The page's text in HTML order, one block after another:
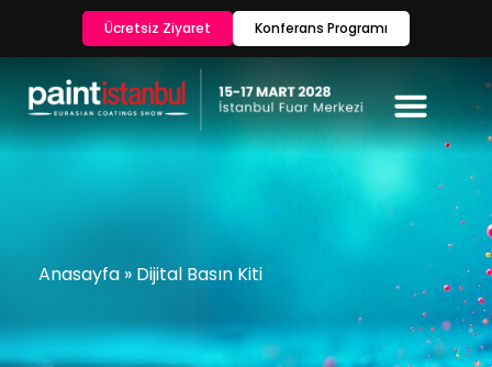
Ücretsiz Ziyaret Konferans Programı
Anasayfa » Dijital Basın Kiti